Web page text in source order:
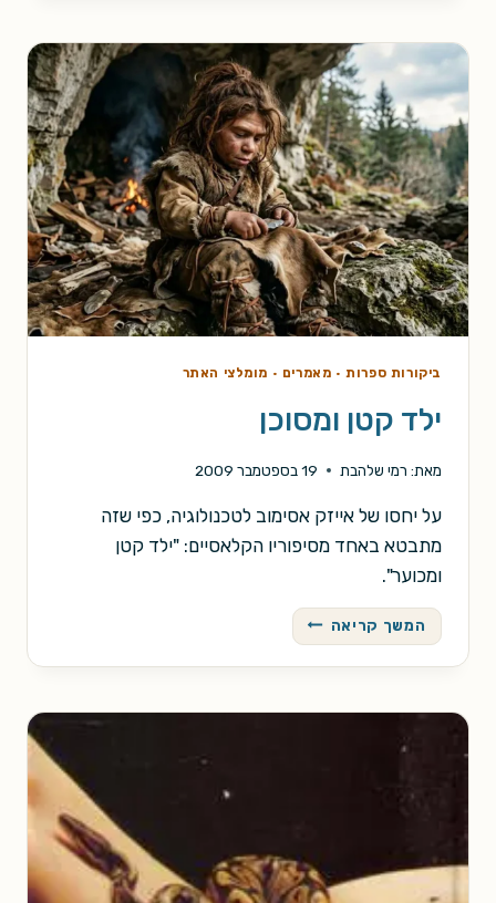
ביקורות ספרות· מאמרים · מומלצי האתר
ילד קטן ומסוכן
מאת: רמי שלהבת 19 בספטמבר 2009
על יחסו של אייזק אסימוב לטכנולוגיה, כפי שזה
מתבטא באחד מסיפוריו הקלאסיים: "ילד קטן
ומכוער".
המשך קריאה ילד
קטן
ומסוכן